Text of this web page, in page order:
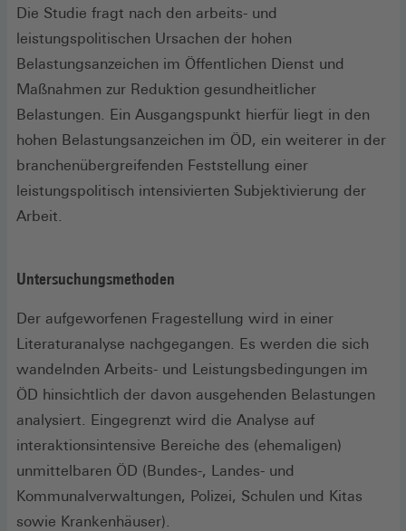
Die Studie fragt nach den arbeits- und
leistungspolitischen Ursachen der hohen
Belastungsanzeichen im Öffentlichen Dienst und
Maßnahmen zur Reduktion gesundheitlicher
Belastungen. Ein Ausgangspunkt hierfür liegt in den
hohen Belastungsanzeichen im ÖD, ein weiterer in der
branchenübergreifenden Feststellung einer
leistungspolitisch intensivierten Subjektivierung der
Arbeit.
Untersuchungsmethoden
Der aufgeworfenen Fragestellung wird in einer
Literaturanalyse nachgegangen. Es werden die sich
wandelnden Arbeits- und Leistungsbedingungen im
ÖD hinsichtlich der davon ausgehenden Belastungen
analysiert. Eingegrenzt wird die Analyse auf
interaktionsintensive Bereiche des (ehemaligen)
unmittelbaren ÖD (Bundes-, Landes- und
Kommunalverwaltungen, Polizei, Schulen und Kitas
sowie Krankenhäuser).